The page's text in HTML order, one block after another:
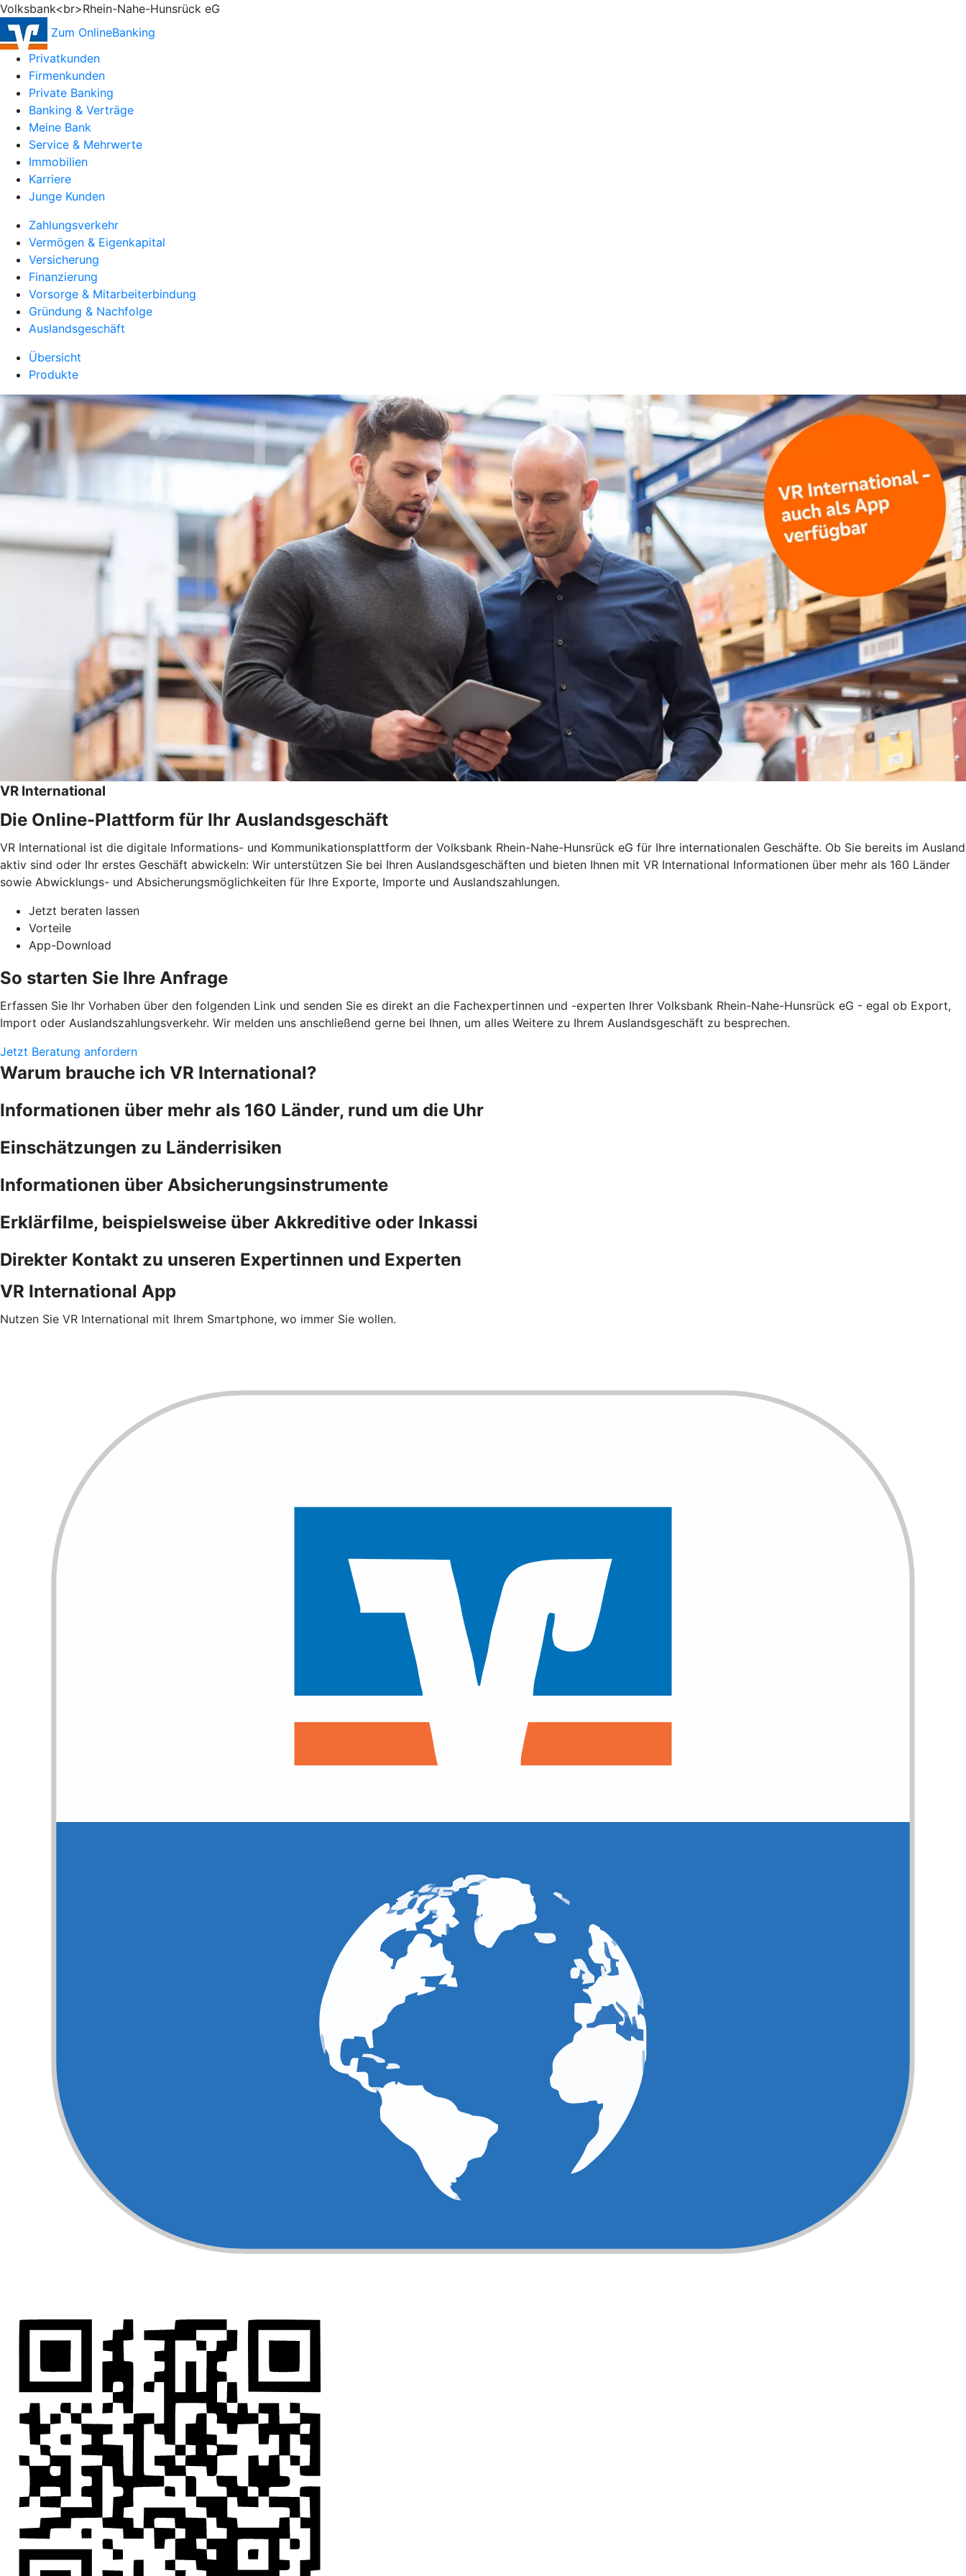
Volksbank<br>Rhein-Nahe-Hunsrück eG
Zum OnlineBanking
Privatkunden
Firmenkunden
Private Banking
Banking & Verträge
Meine Bank
Service & Mehrwerte
Immobilien
Karriere
Junge Kunden
Zahlungsverkehr
Vermögen & Eigenkapital
Versicherung
Finanzierung
Vorsorge & Mitarbeiterbindung
Gründung & Nachfolge
Auslandsgeschäft
Übersicht
Produkte
VR International
Die Online-Plattform für Ihr Auslandsgeschäft
VR International ist die digitale Informations- und Kommunikationsplattform der Volksbank Rhein-Nahe-Hunsrück eG für Ihre internationalen Geschäfte. Ob Sie bereits im Ausland
aktiv sind oder Ihr erstes Geschäft abwickeln: Wir unterstützen Sie bei Ihren Auslandsgeschäften und bieten Ihnen mit VR International Informationen über mehr als 160 Länder
sowie Abwicklungs- und Absicherungsmöglichkeiten für Ihre Exporte, Importe und Auslandszahlungen.
Jetzt beraten lassen
Vorteile
App-Download
So starten Sie Ihre Anfrage
Erfassen Sie Ihr Vorhaben über den folgenden Link und senden Sie es direkt an die Fachexpertinnen und -experten Ihrer Volksbank Rhein-Nahe-Hunsrück eG - egal ob Export,
Import oder Auslandszahlungsverkehr. Wir melden uns anschließend gerne bei Ihnen, um alles Weitere zu Ihrem Auslandsgeschäft zu besprechen.
Jetzt Beratung anfordern
Warum brauche ich VR International?
Informationen über mehr als 160 Länder, rund um die Uhr
Einschätzungen zu Länderrisiken
Informationen über Absicherungsinstrumente
Erklärfilme, beispielsweise über Akkreditive oder Inkassi
Direkter Kontakt zu unseren Expertinnen und Experten
VR International App
Nutzen Sie VR International mit Ihrem Smartphone, wo immer Sie wollen.